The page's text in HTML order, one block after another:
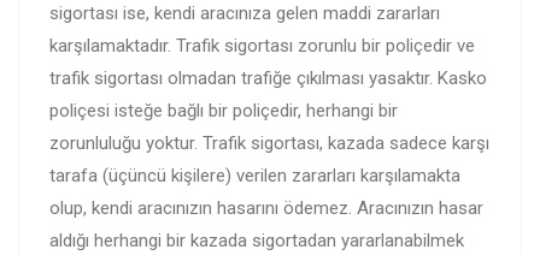
sigortası ise, kendi aracınıza gelen maddi zararları
karşılamaktadır. Trafik sigortası zorunlu bir poliçedir ve
trafik sigortası olmadan trafiğe çıkılması yasaktır. Kasko
poliçesi isteğe bağlı bir poliçedir, herhangi bir
zorunluluğu yoktur. Trafik sigortası, kazada sadece karşı
tarafa (üçüncü kişilere) verilen zararları karşılamakta
olup, kendi aracınızın hasarını ödemez. Aracınızın hasar
aldığı herhangi bir kazada sigortadan yararlanabilmek